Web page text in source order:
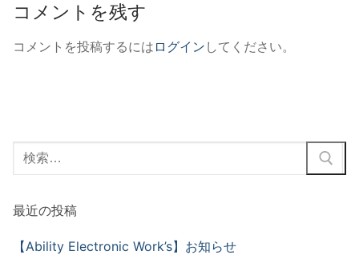
コメントを残す
コメントを投稿するには ログイン してください。
最近の投稿
【Ability Electronic Work’s】お知らせ